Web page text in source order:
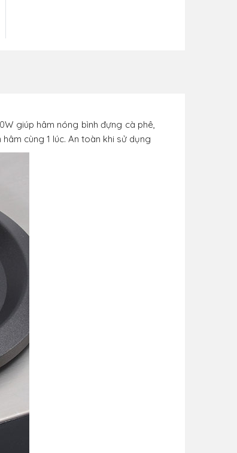
giúp hâm nóng bình đựng cà phê,
cùng 1 lúc. An toàn khi sử dụng